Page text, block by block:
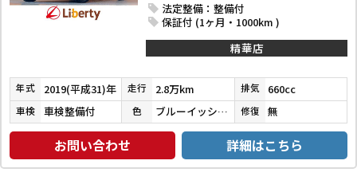
法定整備：整備付
保証付 (1ヶ月・1000km )
精華店
年式 2019(平成31)年 走行 2.8万km 排気 660cc
車検 車検整備付 色 ブルーイッシュブラックパール３ 修復 無
お問い合わせ 詳細はこちら